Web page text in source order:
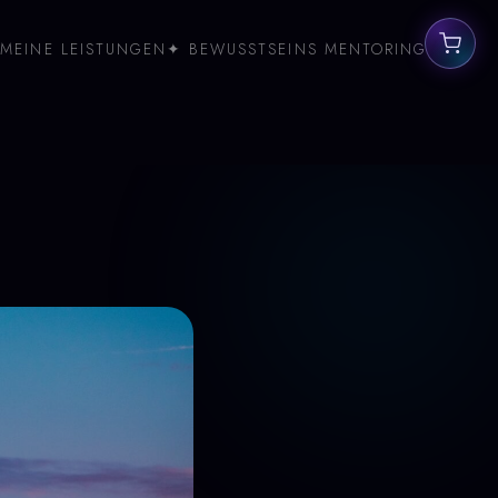
LEISTUNGEN ✦ BEWUSSTSEINS MENTORING